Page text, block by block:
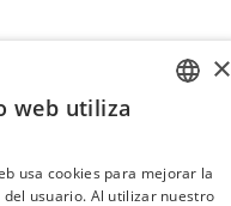
×
web utiliza
usa cookies para mejorar la
usuario. Al utilizar nuestro